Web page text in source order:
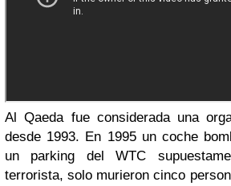
Al Qaeda fue considerada una
desde 1993. En 1995 un coche
un parking del WTC
terrorista, solo murieron cinco